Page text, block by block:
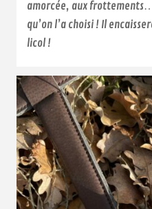
amorcée, aux
qu’on l’a choisi ! Il
licol !